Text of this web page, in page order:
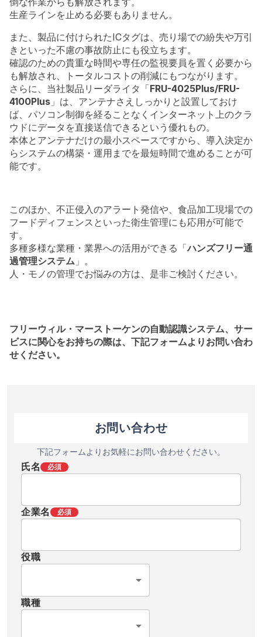
生産ラインを止める必要もありません。
また、製品に付けられたICタグは、売り場での紛失や万引
きといった不慮の事故防止にも役立ちます。
確認のための貴重な時間や専任の監視要員を置く必要から
も解放され、トータルコストの削減にもつながります。
さらに、当社製品リーダライタ「FRU-4025Plus/FRU-
4100Plus 」は、アンテナさえしっかりと設置しておけ
ば、パソコン制御を経ることなくインターネット上のクラ
ウドにデータを直接送信できるという優れもの。
本体とアンテナだけの最小スペースですから、導入決定か
らシステムの構築・運用までを最短時間で進めることが可
能です。
このほか、不正侵入のアラート発信や、食品加工現場での
フードディフェンスといった衛生管理にも応用が可能で
す。
多種多様な業種・業界への活用ができる「ハンズフリー通
過管理システム 」。
人・モノの管理でお悩みの方は、是非ご検討ください。
フリーウィル・マーストーケンの自動認識システム、サー
ビスに関心をお持ちの際は、下記フォームよりお問い合わ
せください。
お問い合わせ
下記フォームよりお気軽にお問い合わせください。
氏名 必須
企業名 必須
役職
職種